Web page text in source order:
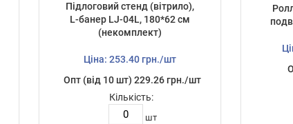
Підлоговий стенд (вітрило),
L-банер LJ-04L, 180*62 см
(некомплект)
Ціна: 253.40 грн./шт
Опт (від 10 шт) 229.26 грн./шт
Кількість:
шт